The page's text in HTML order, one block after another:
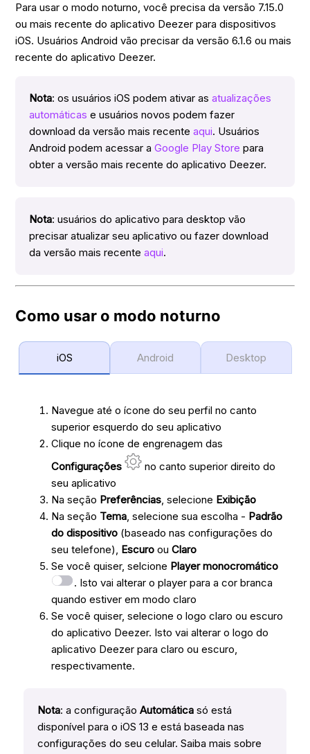
Para usar o modo noturno, você precisa da versão 7.15.0
ou mais recente do aplicativo Deezer para dispositivos
iOS. Usuários Android vão precisar da versão 6.1.6 ou mais
recente do aplicativo Deezer.
Nota: os usuários iOS podem ativar asatualizações
automáticas e usuários novos podem fazer
download da versão mais recenteaqui. Usuários
Android podem acessar aGoogle Play Store para
obter a versão mais recente do aplicativo Deezer.
Nota: usuários do aplicativo para desktop vão
precisar atualizar seu aplicativo ou fazer download
da versão mais recenteaqui.
Como usar o modo noturno
iOS Android Desktop
Navegue até o ícone do seu perfil no canto
superior esquerdo do seu aplicativo
Clique no ícone de engrenagem das
Configurações
no canto superior direito do
seu aplicativo
Na seção Preferências , selecione Exibição
Na seção Tema , selecione sua escolha - Padrão
do dispositivo (baseado nas configurações do
seu telefone), Escuro ouClaro
Se você quiser, selcione Player monocromático
. Isto vai alterar o player para a cor branca
quando estiver em modo claro
Se você quiser, selecione o logo claro ou escuro
do aplicativo Deezer. Isto vai alterar o logo do
aplicativo Deezer para claro ou escuro,
respectivamente.
Nota: a configuraçãoAutomática só está
disponível para o iOS 13 e está baseada nas
configurações do seu celular. Saiba mais sobre